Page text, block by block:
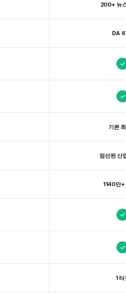
200+ 뉴
DA
기본
엄선된 산
1140만+
1 타